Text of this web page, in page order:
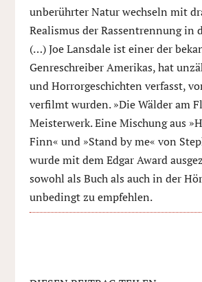
unberührter Natur wechseln mit
Realismus der Rassentrennung in
(…) Joe Lansdale ist einer der
Genreschreiber Amerikas, hat
und Horrorgeschichten verfasst,
verfilmt wurden. »Die Wälder am
Meisterwerk. Eine Mischung aus
Finn« und »Stand by me« von
wurde mit dem Edgar Award
sowohl als Buch als auch in der
unbedingt zu empfehlen.